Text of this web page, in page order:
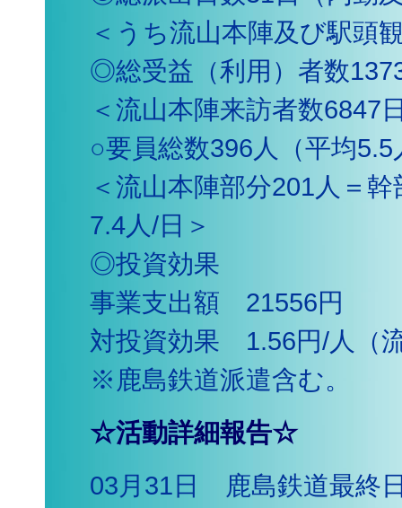
＜うち流山本陣及び駅頭
◎総受益（利用）者数
＜流山本陣来訪者数6847
○要員総数396人（平均5.5
＜流山本陣部分201人＝
7.4人/日＞
◎投資効果
事業支出額 21556円
対投資効果 1.56円/人（
※鹿島鉄道派遣含む。
☆活動詳細報告☆
03月31日 鹿島鉄道最終